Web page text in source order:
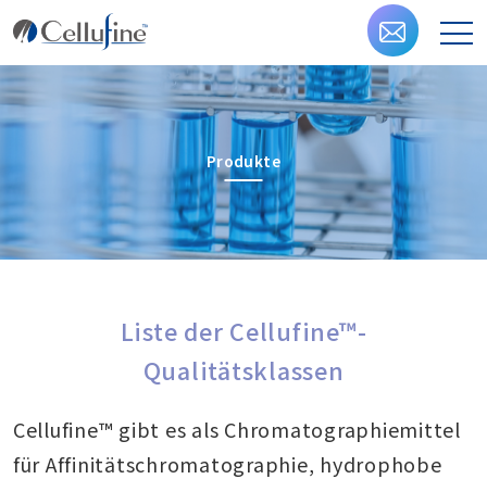
Produkte
Liste der Cellufine™-
Qualitätsklassen
Cellufine™ gibt es als Chromatographiemittel
für Affinitätschromatographie, hydrophobe